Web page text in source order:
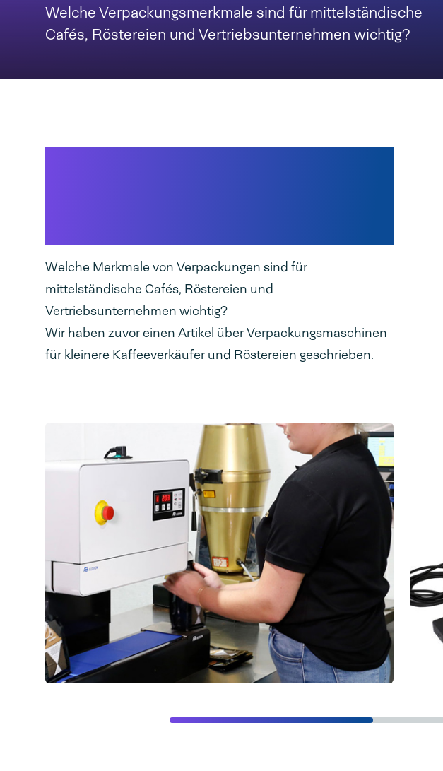
Welche Verpackungsmerkmale sind für mittelständische
Cafés, Röstereien und Vertriebsunternehmen wichtig?
Welche Merkmale von Verpackungen sind für
mittelständische Cafés, Röstereien und
Vertriebsunternehmen wichtig?
Wir haben zuvor einen Artikel über Verpackungsmaschinen
für kleinere Kaffeeverkäufer und Röstereien geschrieben.